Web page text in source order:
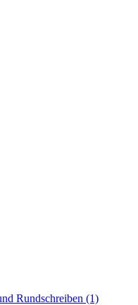
Rundschreiben (1)